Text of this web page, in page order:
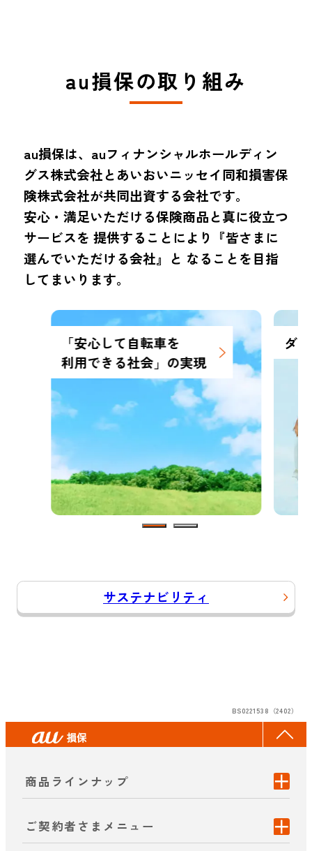
au損保の取り組み
au損保は、auフィナンシャルホールディン
グス株式会社とあいおいニッセイ同和損害保
険株式会社が共同出資する会社です。
安心・満足いただける保険商品と真に役立つ
サービスを 提供することにより『皆さまに
選んでいただける会社』と なることを目指
してまいります。
「安心して自転車を
利用できる社会」の実現
ダ
サステナビリティ
BS0221538（2402）
商品ラインナップ
ご契約者さまメニュー